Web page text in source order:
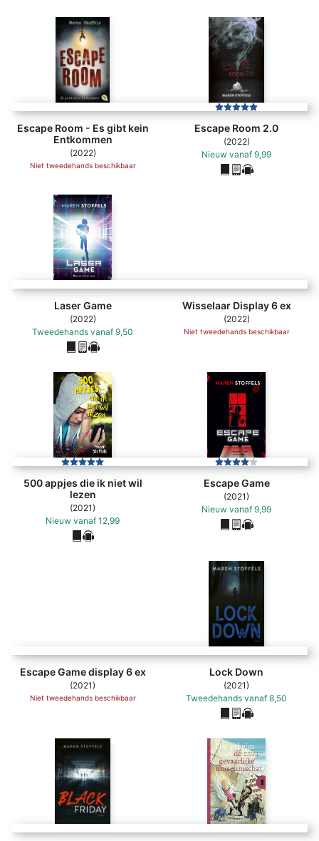
Escape Room - Es gibt kein
Entkommen
(2022)
Niet tweedehands beschikbaar
Escape Room 2.0
(2022)
Nieuw vanaf 9,99
Laser Game
(2022)
Tweedehands vanaf 9,50
Wisselaar Display 6 ex
(2022)
Niet tweedehands beschikbaar
500 appjes die ik niet wil
lezen
(2021)
Nieuw vanaf 12,99
Escape Game
(2021)
Nieuw vanaf 9,99
Escape Game display 6 ex - Maren Stoffels (ISBN
Escape Game display 6 ex
(2021)
Niet tweedehands beschikbaar
Lock Down
(2021)
Tweedehands vanaf 8,50